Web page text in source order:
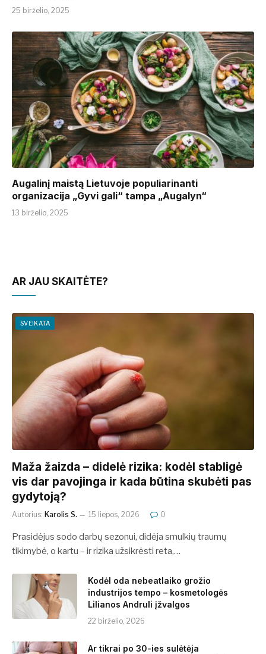
25 birželio, 2025
Augalinį maistą Lietuvoje populiarinanti
organizacija „Gyvi gali“ tampa „Augalyn“
13 birželio, 2025
AR JAU SKAITĖTE?
SVEIKATA
​​Maža žaizda – didelė rizika: kodėl stabligė
vis dar pavojinga ir kada būtina skubėti pas
gydytoją?
Autorius: Karolis S. 15 liepos, 2026 0
Prasidėjus sodo darbų sezonui, didėja smulkių traumų
tikimybė, o kartu – ir rizika užsikrėsti reta,…
Kodėl oda nebeatlaiko grožio
industrijos tempo – kosmetologės
Lilianos Andruli įžvalgos
22 birželio, 2026
Ar tikrai po 30-ies sulėtėja